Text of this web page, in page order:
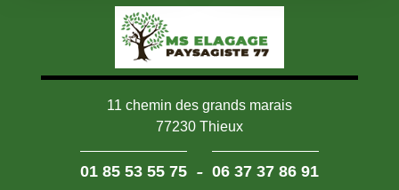
11 chemin des grands marais
77230 Thieux
01 85 53 55 75 - 06 37 37 86 91